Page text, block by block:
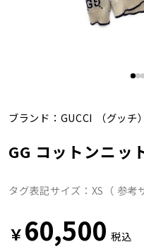
ブランド： GUCCI （グッチ）
GG コットンニッ
タグ表記サイズ：XS（ 参考
￥60,500 税込